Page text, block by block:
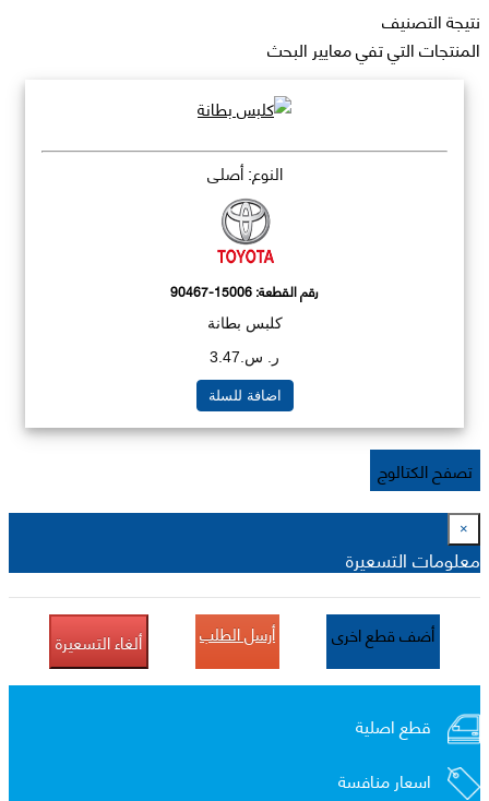
نتيجة التصنيف
المنتجات التي تفي معايير البحث
النوع: أصلي
رقم القطعة:90467-15006
كلبس بطانة
ر. س.3.47
اضافة للسلة
تصفح الكتالوج
×
معلومات التسعيرة
أضف قطع اخرى أرسل الطلب ألغاء التسعيرة
قطع اصلية
اسعار منافسة